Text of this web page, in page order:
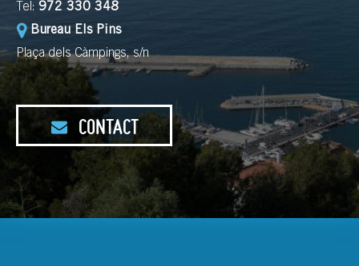
Tel: 972 330 348
Bureau Els Pins
Plaça dels Càmpings, s/n
CONTACT